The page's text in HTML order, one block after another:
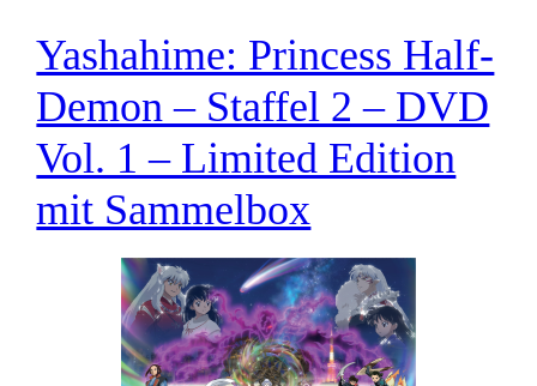
Yashahime: Princess Half-
Demon – Staffel 2 – DVD
Vol. 1 – Limited Edition
mit Sammelbox